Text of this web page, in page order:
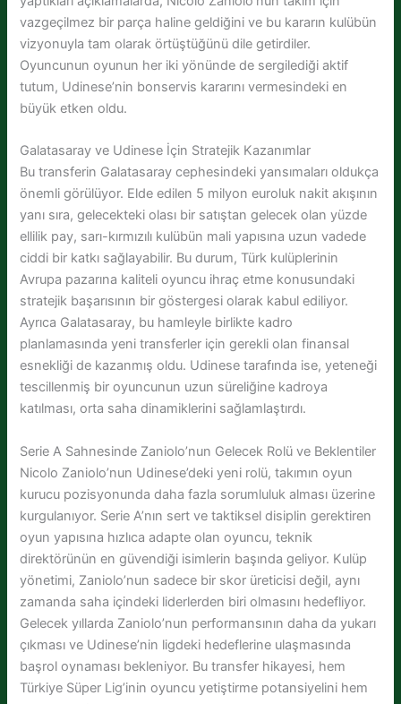
vazgeçilmez bir parça haline geldiğini ve bu kararın kulübün
vizyonuyla tam olarak örtüştüğünü dile getirdiler.
Oyuncunun oyunun her iki yönünde de sergilediği aktif
tutum, Udinese’nin bonservis kararını vermesindeki en
büyük etken oldu.
Galatasaray ve Udinese İçin Stratejik Kazanımlar
Bu transferin Galatasaray cephesindeki yansımaları oldukça
önemli görülüyor. Elde edilen 5 milyon euroluk nakit akışının
yanı sıra, gelecekteki olası bir satıştan gelecek olan yüzde
ellilik pay, sarı-kırmızılı kulübün mali yapısına uzun vadede
ciddi bir katkı sağlayabilir. Bu durum, Türk kulüplerinin
Avrupa pazarına kaliteli oyuncu ihraç etme konusundaki
stratejik başarısının bir göstergesi olarak kabul ediliyor.
Ayrıca Galatasaray, bu hamleyle birlikte kadro
planlamasında yeni transferler için gerekli olan finansal
esnekliği de kazanmış oldu. Udinese tarafında ise, yeteneği
tescillenmiş bir oyuncunun uzun süreliğine kadroya
katılması, orta saha dinamiklerini sağlamlaştırdı.
Serie A Sahnesinde Zaniolo’nun Gelecek Rolü ve Beklentiler
Nicolo Zaniolo’nun Udinese’deki yeni rolü, takımın oyun
kurucu pozisyonunda daha fazla sorumluluk alması üzerine
kurgulanıyor. Serie A’nın sert ve taktiksel disiplin gerektiren
oyun yapısına hızlıca adapte olan oyuncu, teknik
direktörünün en güvendiği isimlerin başında geliyor. Kulüp
yönetimi, Zaniolo’nun sadece bir skor üreticisi değil, aynı
zamanda saha içindeki liderlerden biri olmasını hedefliyor.
Gelecek yıllarda Zaniolo’nun performansının daha da yukarı
çıkması ve Udinese’nin ligdeki hedeflerine ulaşmasında
başrol oynaması bekleniyor. Bu transfer hikayesi, hem
Türkiye Süper Lig’inin oyuncu yetiştirme potansiyelini hem